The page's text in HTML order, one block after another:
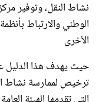
نشاط النقل، وتوفير
الوطني والارتباط
الأخرى
حيث يهدف هذا الدليل
ترخيص لممارسة نشاط